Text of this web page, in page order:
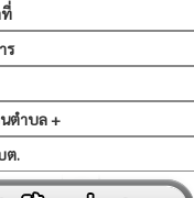
ร
ตำบล +
ต.